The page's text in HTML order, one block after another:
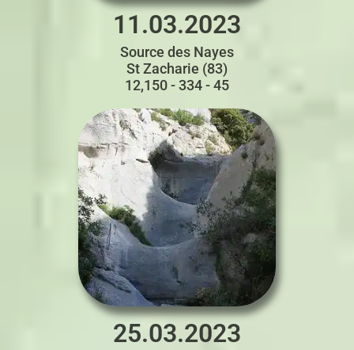
11.03.2023
Source des Nayes
St Zacharie (83)
12,150 - 334 - 45
25.03.2023